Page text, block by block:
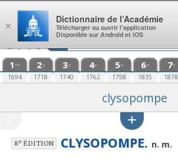
Aller au contenu
1 re
1694
2e
1718
3e
1740
4e
1762
5e
1798
6e
1835
7e
1878
clysopompe
8eÉDITION CLYSOPOMPE. n. m.
×
Dictionnaire de l’Académie
Télécharger ou ouvrir l’application
Disponible sur Android et iOS